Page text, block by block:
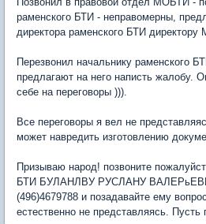
раменского БТИ - неправомерны,
директора раменского БТИ директору
Перезвонил начальнику раменского
предлагают на него написть жалобу.
себе на переговоры ))).
Все переговоры я вел не
может навредить изготовлению
Призываю народ! позвоните
БТИ БУЛАНЛВУ РУСЛАНУ
(496)4679788 и позадавайте ему
естественно не представляясь. Пусть